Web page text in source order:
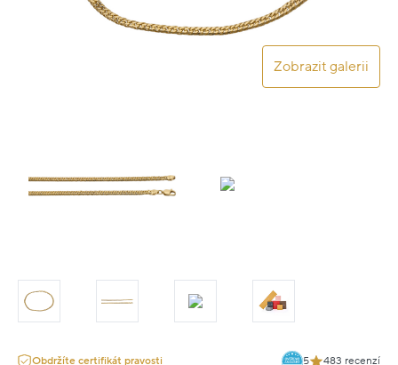
Zobrazit galerii
Obdržíte certifikát pravosti 5 483 recenzí